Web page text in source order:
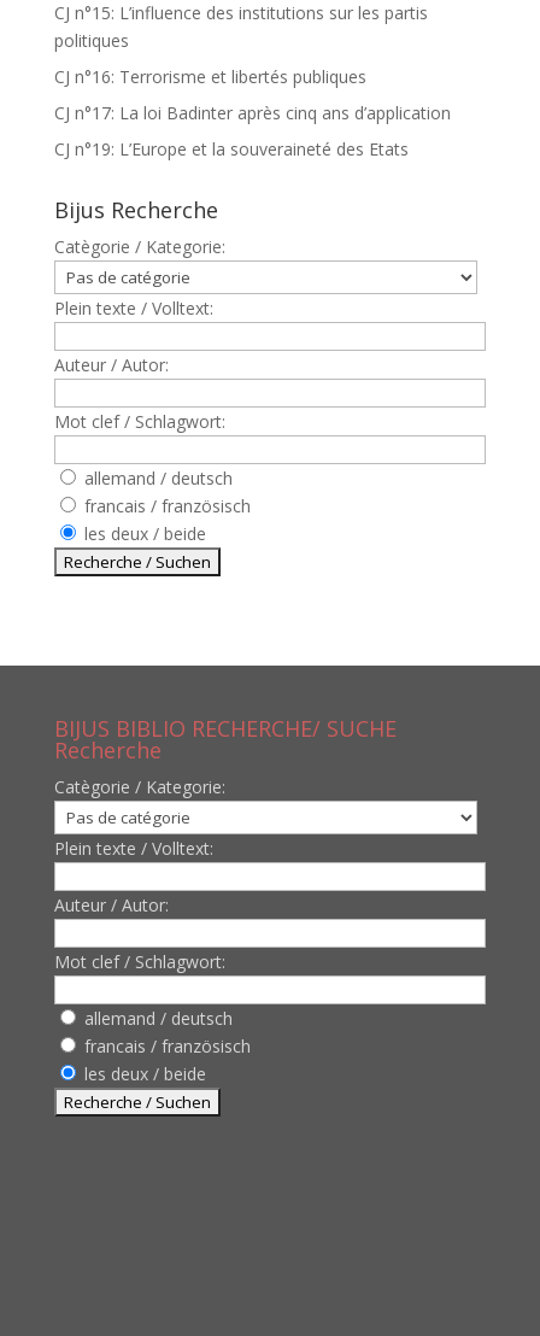
CJ n°15: L’influence des institutions sur les partis
politiques
CJ n°16: Terrorisme et libertés publiques
CJ n°17: La loi Badinter après cinq ans d’application
CJ n°19: L’Europe et la souveraineté des Etats
Bijus Recherche
Catègorie / Kategorie:
Plein texte / Volltext:
Auteur / Autor:
Mot clef / Schlagwort:
allemand / deutsch
francais / französisch
les deux / beide
BIJUS BIBLIO RECHERCHE/ SUCHE
Recherche
Catègorie / Kategorie:
Plein texte / Volltext:
Auteur / Autor:
Mot clef / Schlagwort:
allemand / deutsch
francais / französisch
les deux / beide